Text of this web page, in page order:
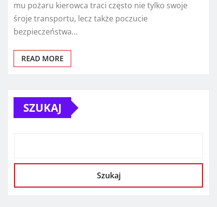
mu pożaru kierowca traci często nie tylko swoje
śroje transportu, lecz także poczucie
bezpieczeństwa…
READ MORE
SZUKAJ
Szukaj